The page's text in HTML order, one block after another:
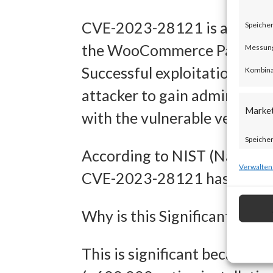
CVE-2023-28121 is an
the WooCommerce
Successful exploitation of
attacker to gain admin
with the vulnerable version
According to NIST
CVE-2023-28121 has a
Why is this Significant?
This is significant because